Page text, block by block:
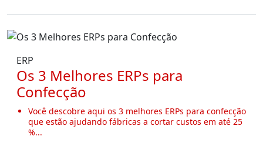
ERP
Os 3 Melhores ERPs para
Confecção
Você descobre aqui os 3 melhores ERPs para confecção
que estão ajudando fábricas a cortar custos em até 25
%...